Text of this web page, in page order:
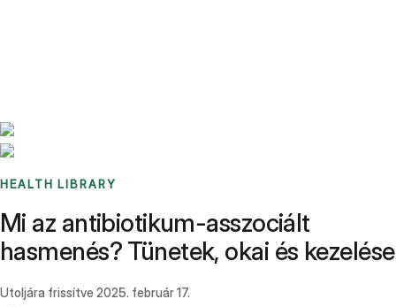
HEALTH LIBRARY
Mi az antibiotikum-asszociált
hasmenés? Tünetek, okai és kezelése
Utoljára frissítve 2025. február 17.